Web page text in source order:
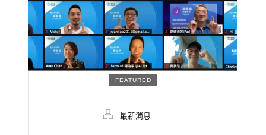
FEATURED
AAMA台北搖籃計畫 10 年里程碑，今年
度再納入 25 家新創
最新消息